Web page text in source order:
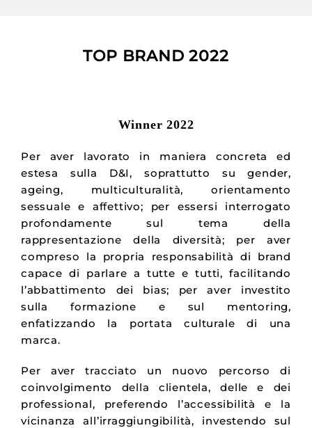
TOP BRAND 2022
Winner 2022
Per aver lavorato in maniera concreta ed
estesa sulla D&I, soprattutto su gender,
ageing, multiculturalità, orientamento
sessuale e affettivo; per essersi interrogato
profondamente sul tema della
rappresentazione della diversità; per aver
compreso la propria responsabilità di brand
capace di parlare a tutte e tutti, facilitando
l’abbattimento dei bias; per aver investito
sulla formazione e sul mentoring,
enfatizzando la portata culturale di una
marca.
Per aver tracciato un nuovo percorso di
coinvolgimento della clientela, delle e dei
professional, preferendo l’accessibilità e la
vicinanza all’irraggiungibilità, investendo sul